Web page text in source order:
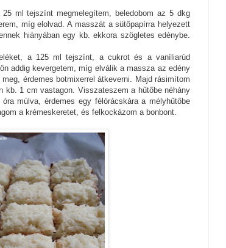
ml tejszínt megmelegítem, beledobom az 5 dkg
míg elolvad. A masszát a sütőpapírra helyezett
hiányában egy kb. ekkora szögletes edénybe.
a 125 ml tejszínt, a cukrot és a vaníliarúd
addig kevergetem, míg elválik a massza az edény
érdemes botmixerrel átkeverni. Majd rásimítom
kb. 1 cm vastagon. Visszateszem a hűtőbe néhány
múlva, érdemes egy félórácskára a mélyhűtőbe
a krémeskeretet, és felkockázom a bonbont.